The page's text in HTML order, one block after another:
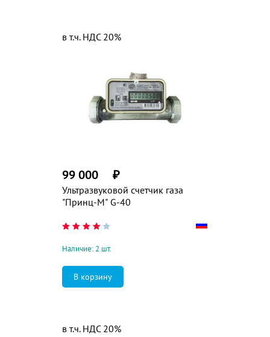
Ультразвуковой счетчик газа
"Принц-М" G-40
99 000 ₽
в т.ч. НДС 20%
Наличие: 2 шт.
в т.ч. НДС 20%